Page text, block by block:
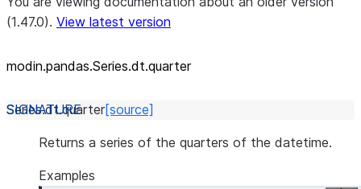
(1.47.0). View latest version
modin.pandas.Series.dt.quarter
Series.dt.quarter[source]
Returns a series of the quarters of the datetime.
Examples